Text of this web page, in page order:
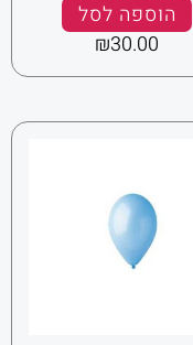
הוספה לסל
₪30.00